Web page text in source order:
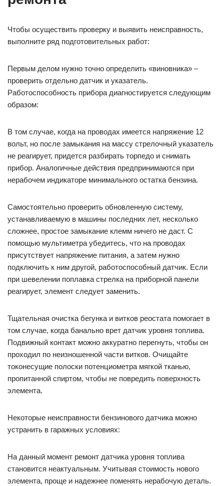
Чтобы осуществить проверку и выявить неисправность,
выполните ряд подготовительных работ:
Первым делом нужно точно определить «виновника» –
проверить отдельно датчик и указатель.
Работоспособность прибора диагностируется следующим
образом:
В том случае, когда на проводах имеется напряжение 12
вольт, но после замыкания на массу стрелочный указатель
не реагирует, придется разбирать торпедо и снимать
прибор. Аналогичные действия предпринимаются при
нерабочем индикаторе минимального остатка бензина.
Самостоятельно проверить обновленную систему,
устанавливаемую в машины последних лет, несколько
сложнее, простое замыкание клемм ничего не даст. С
помощью мультиметра убедитесь, что на проводах
присутствует напряжение питания, а затем нужно
подключить к ним другой, работоспособный датчик. Если
при шевелении поплавка стрелка на приборной панели
реагирует, элемент следует заменить.
Тщательная очистка бегунка и витков реостата помогает в
том случае, когда банально врет датчик уровня топлива.
Подвижный контакт можно аккуратно перегнуть, чтобы он
проходил по неизношенной части витков. Очищайте
токонесущие полоски потенциометра мягкой тканью,
пропитанной спиртом, чтобы не повредить поверхность
элемента.
Некоторые неисправности бензинового датчика можно
устранить в гаражных условиях:
На данный момент ремонт датчика уровня топлива
становится неактуальным. Учитывая стоимость нового
элемента, проще и надежнее поменять нерабочую деталь.